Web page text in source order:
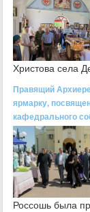
Христова села
Правящий
ярмарку,
кафедрального
Россошь была